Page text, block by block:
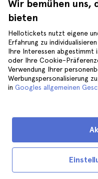
Wir bemühen uns,
bieten
Hellotickets nutzt eigene
Erfahrung zu
Ihre Interessen abgestimmt
oder Ihre Cookie-
Verwendung Ihrer
Werbungspersonalisierung
in Googles allgemeinen
Datenschutz
Allgemeine
Geschäftsbedingungen
Rechtsberatung
Cookies
Hilfe